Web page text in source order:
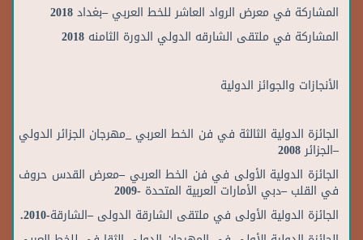
المشاركة في معرض الرواد العاشر للخط العربي –بغداد 2018
المشاركة في ملتقى الشارقه الدولي الدورة الثامنه 2018
الأنجازات والجوائز الدولية
الجائزة الدولية الثالثة في فن الخط العربي _مهرجان الجزائر الدولي
–الجزائر 2008
الجائزة الدولية الأولى في فن الخط العربي –معرض القدس حروف
في القلب –دبي الأمارات العربية المتحدة -2009
الجائزة الدولية الأولى في ملتقى الشارقة الدولى –الشارقة-2010.